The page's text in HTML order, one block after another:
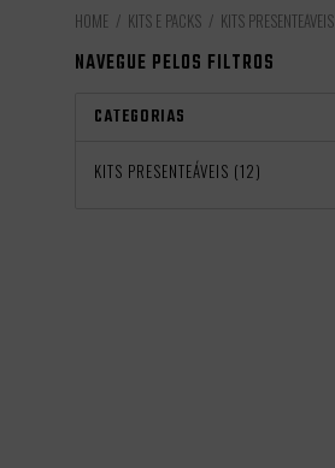
KITS E PACKS KITS PRESENTEÁVEIS
NAVEGUE PELOS FILTROS
CATEGORIAS
KITS PRESENTEÁVEIS (12)